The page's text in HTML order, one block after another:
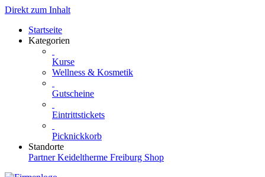
Direkt zum Inhalt
Startseite
Kategorien
Kurse
Wellness & Kosmetik
Gutscheine
Eintrittstickets
Picknickkorb
Standorte
Partner Keideltherme Freiburg Shop